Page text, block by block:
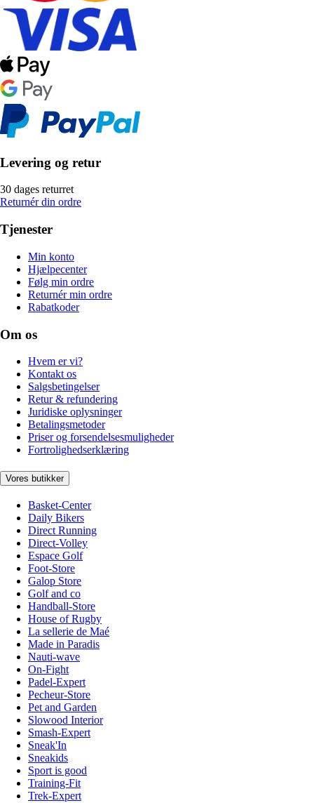
Levering og retur
30 dages returret
Returnér din ordre
Tjenester
Min konto
Hjælpecenter
Følg min ordre
Returnér min ordre
Rabatkoder
Om os
Hvem er vi?
Kontakt os
Salgsbetingelser
Retur & refundering
Juridiske oplysninger
Betalingsmetoder
Priser og forsendelsesmuligheder
Fortrolighedserklæring
Vores butikker
Basket-Center
Daily Bikers
Direct Running
Direct-Volley
Espace Golf
Foot-Store
Galop Store
Golf and co
Handball-Store
House of Rugby
La sellerie de Maé
Made in Paradis
Nauti-wave
On-Fight
Padel-Expert
Pecheur-Store
Pet and Garden
Slowood Interior
Smash-Expert
Sneak'In
Sneakids
Sport is good
Training-Fit
Trek-Expert